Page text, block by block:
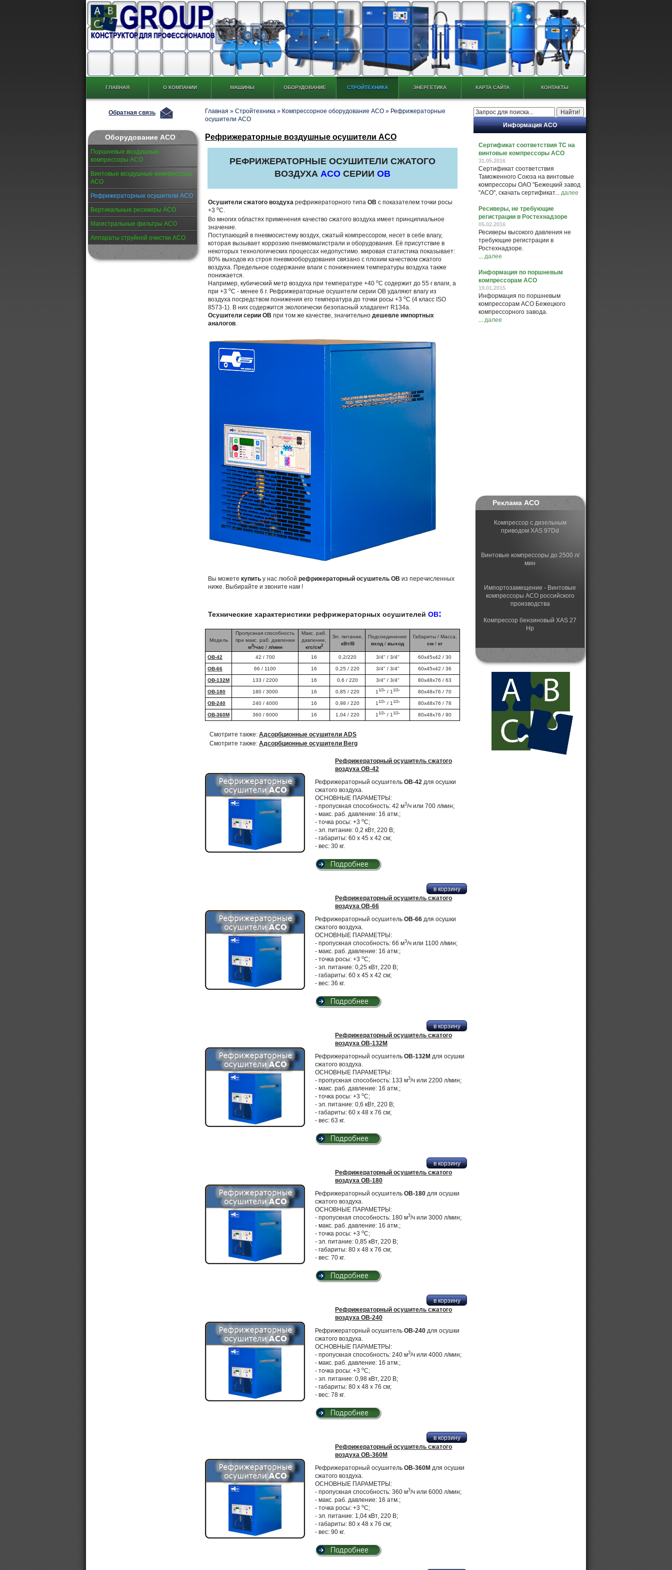
ГЛАВНАЯ О КОМПАНИИ МАШИНЫ ОБОРУДОВАНИЕ СТРОЙТЕХНИКА ЭНЕРГЕТИКА КАРТА САЙТА КОНТАКТЫ
Обратная связь
Оборудование АСО
Поршневые воздушные
компрессоры АСО
Винтовые воздушные компрессоры
АСО
Рефрижераторные осушители АСО
Вертикальные ресиверы АСО
Магистральные фильтры АСО
Аппараты струйной очистки АСО
Главная » Стройтехника » Компрессорное оборудование АСО » Рефрижераторные
осушители АСО
Рефрижераторные воздушные осушители АСО
РЕФРИЖЕРАТОРНЫЕ ОСУШИТЕЛИ СЖАТОГО
ВОЗДУХА АСО СЕРИИ ОВ
Осушители сжатого воздуха рефрижераторного типа ОВ с показателем точки росы
+3 оС.
Во многих областях применения качество сжатого воздуха имеет принципиальное
значение.
Поступающий в пневмосистему воздух, сжатый компрессором, несет в себе влагу,
которая вызывает коррозию пневмомагистрали и оборудования. Её присутствие в
некоторых технологических процессах недопустимо. мировая статистика показывает:
80% выходов из строя пневмооборудования связано с плохим качеством сжатого
воздуха. Предельное содержание влаги с понижением температуры воздуха также
понижается.
Например, кубический метр воздуха при температуре +40 оС содержит до 55 г влаги, а
при +3 oС - менее 6 г. Рефрижераторные осушители серии ОВ удаляют влагу из
воздуха посредством понижения его температура до точки росы +3 oС (4 класс ISO
8573-1). В них содержится экологически безопасный хладагент R134а.
Осушители серии ОВ при том же качестве, значительно дешевле импортных
аналогов
Вы можете купить у нас любой рефрижераторный осушитель ОВ из перечисленных
ниже. Выбирайте и звоните нам !
Технические характеристики рефрижераторных осушителей ОВ:
Модель
Пропускная способность
при макс. раб. давлении
м3/час / л/мин
Макс. раб.
давление,
кгс/см2
Эл. питание,
кВт/В
Подсоединение
вход / выход
Габариты / Масса,
см / кг
ОВ-42 42 / 700 16 0,2/220 3/4" / 3/4" 60x45x42 / 30
ОВ-66 66 / 1100 16 0,25 / 220 3/4" / 3/4" 60x45x42 / 36
ОВ-132М 133 / 2200 16 0,6 / 220 3/4" / 3/4" 80x48x76 / 63
ОВ-180 180 / 3000 16 0,85 / 220 1 1/2" / 1 1/2" 80x48x76 / 70
ОВ-240 240 / 4000 16 0,98 / 220 1 1/2" / 1 1/2" 80x48x76 / 78
ОВ-360М 360 / 6000 16 1,04 / 220 1 1/2" / 1 1/2" 80x48x76 / 90
Смотрите также: Адсорбционные осушители ADS
Смотрите также: Адсорбционные осушители Berg
Рефрижераторный осушитель сжатого
воздуха ОВ-42
Рефрижераторный осушитель ОВ-42 для осушки
сжатого воздуха.
ОСНОВНЫЕ ПАРАМЕТРЫ:
- пропускная способность: 42 м3/ч или 700 л/мин;
- макс. раб. давление: 16 атм.;
- точка росы: +3 оС;
- эл. питание: 0,2 кВт, 220 В;
- габариты: 60 х 45 х 42 см;
- вес: 30 кг.
Рефрижераторный осушитель сжатого
воздуха ОВ-66
Рефрижераторный осушитель ОВ-66 для осушки
сжатого воздуха.
ОСНОВНЫЕ ПАРАМЕТРЫ:
- пропускная способность: 66 м3/ч или 1100 л/мин;
- макс. раб. давление: 16 атм.;
- точка росы: +3 оС;
- эл. питание: 0,25 кВт, 220 В;
- габариты: 60 х 45 х 42 см;
- вес: 36 кг.
Рефрижераторный осушитель сжатого
воздуха ОВ-132М
Рефрижераторный осушитель ОВ-132М для осушки
сжатого воздуха.
ОСНОВНЫЕ ПАРАМЕТРЫ:
- пропускная способность: 133 м3/ч или 2200 л/мин;
- макс. раб. давление: 16 атм.;
- точка росы: +3 оС;
- эл. питание: 0,6 кВт, 220 В;
- габариты: 60 х 48 х 76 см;
- вес: 63 кг.
Рефрижераторный осушитель сжатого
воздуха ОВ-180
Рефрижераторный осушитель ОВ-180 для осушки
сжатого воздуха.
ОСНОВНЫЕ ПАРАМЕТРЫ:
- пропускная способность: 180 м3/ч или 3000 л/мин;
- макс. раб. давление: 16 атм.;
- точка росы: +3 оС;
- эл. питание: 0,85 кВт, 220 В;
- габариты: 80 х 48 х 76 см;
- вес: 70 кг.
Рефрижераторный осушитель сжатого
воздуха ОВ-240
Рефрижераторный осушитель ОВ-240 для осушки
сжатого воздуха.
ОСНОВНЫЕ ПАРАМЕТРЫ:
- пропускная способность: 240 м3/ч или 4000 л/мин;
- макс. раб. давление: 16 атм.;
- точка росы: +3 оС;
- эл. питание: 0,98 кВт, 220 В;
- габариты: 80 х 48 х 76 см;
- вес: 78 кг.
Рефрижераторный осушитель сжатого
воздуха ОВ-360М
Рефрижераторный осушитель ОВ-360М для осушки
сжатого воздуха.
ОСНОВНЫЕ ПАРАМЕТРЫ:
- пропускная способность: 360 м3/ч или 6000 л/мин;
- макс. раб. давление: 16 атм.;
- точка росы: +3 оС;
- эл. питание: 1,04 кВт, 220 В;
- габариты: 80 х 48 х 76 см;
- вес: 90 кг.
Информация АСО
Сертификат соответствия ТС на
винтовые компрессоры АСО
31.05.2016
Сертификат соответствия
Таможенного Союза на винтовые
компрессоры ОАО "Бежецкий завод
"АСО", скачать сертификат... далее
Ресиверы, не требующие
регистрации в Ростехнадзоре
05.02.2016
Ресиверы высокого давления не
требующие регистрации в
Ростехнадзоре.
далее
Информация по поршневым
компрессорам АСО
19.01.2015
Информация по поршневым
компрессорам АСО Бежецкого
компрессорного завода.
далее
Реклама АСО
Компрессор с дизельным
приводом XAS 97Dd
Винтовые компрессоры до 2500 л/
мин
Импортозамещение - Винтовые
компрессоры АСО российского
производства
Компрессор бензиновый XAS 27
Hp
компрессоры с головками Fini
Купить Бежецкий компрессор
Винтовой компрессор ВК
Винтовой компрессор на 16 бар